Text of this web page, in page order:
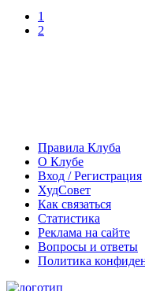
1
2
Правила Клуба
О Клубе
Вход / Регистрация
ХудСовет
Как связаться
Статистика
Реклама на сайте
Вопросы и ответы
Политика